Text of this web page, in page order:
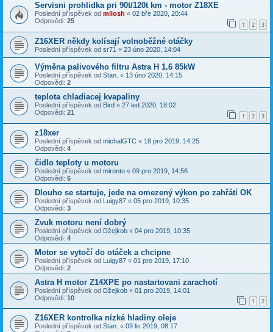
Servisni prohlidka pri 90t/120t km - motor Z18XE
Poslední příspěvek od milosh « 02 bře 2020, 20:44
Odpovědi: 25 1 2 3
Z16XER někdy kolísají volnoběžné otáčky
Poslední příspěvek od sr71 « 23 úno 2020, 14:04
Výměna palivového filtru Astra H 1.6 85kW
Poslední příspěvek od Stan. « 13 úno 2020, 14:15
Odpovědi: 2
teplota chladiacej kvapaliny
Poslední příspěvek od Bird « 27 led 2020, 18:02
Odpovědi: 21 1 2 3
z18xer
Poslední příspěvek od michalGTC « 18 pro 2019, 14:25
Odpovědi: 4
čidlo teploty u motoru
Poslední příspěvek od mironto « 09 pro 2019, 14:56
Odpovědi: 6
Dlouho se startuje, jede na omezený výkon po zahřátí OK
Poslední příspěvek od Luigy87 « 05 pro 2019, 10:35
Odpovědi: 3
Zvuk motoru není dobrý
Poslední příspěvek od Džejkob « 04 pro 2019, 10:35
Odpovědi: 4
Motor se vytočí do otáček a chcipne
Poslední příspěvek od Luigy87 « 01 pro 2019, 17:10
Odpovědi: 2
Astra H motor Z14XPE po nastartovani zarachotí
Poslední příspěvek od Džejkob « 01 pro 2019, 14:01
Odpovědi: 10 1 2
Z16XER kontrolka nízké hladiny oleje
Poslední příspěvek od Stan. « 09 lis 2019, 08:17